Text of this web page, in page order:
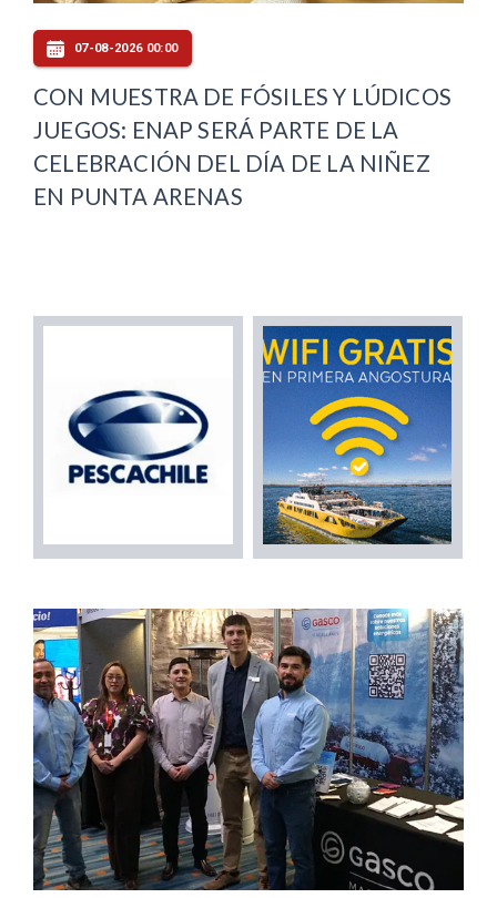
07-08-2026 00:00
CON MUESTRA DE FÓSILES Y LÚDICOS
JUEGOS: ENAP SERÁ PARTE DE LA
CELEBRACIÓN DEL DÍA DE LA NIÑEZ
EN PUNTA ARENAS